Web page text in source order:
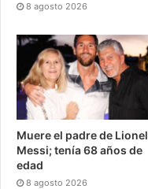
8 agosto 2026
Muere el padre de Lionel
Messi; tenía 68 años de
edad
8 agosto 2026